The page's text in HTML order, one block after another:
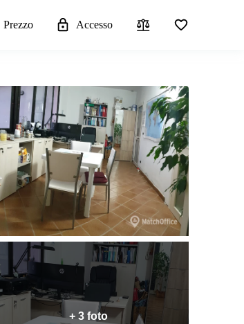
Prezzo Accesso
+ 3 foto